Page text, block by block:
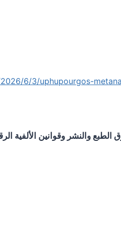
6/3/uphupourgos-
والنشر وقوانين الألفية